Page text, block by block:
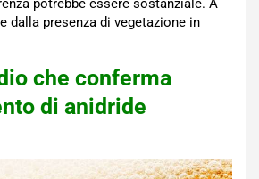
potrebbe essere sostanziale. A
dalla presenza di vegetazione in
che conferma
di anidride